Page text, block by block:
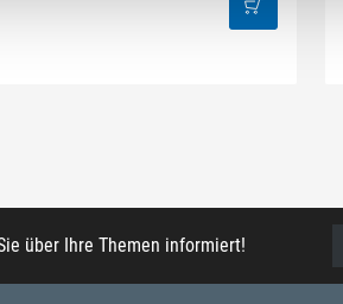
über Ihre Themen informiert!